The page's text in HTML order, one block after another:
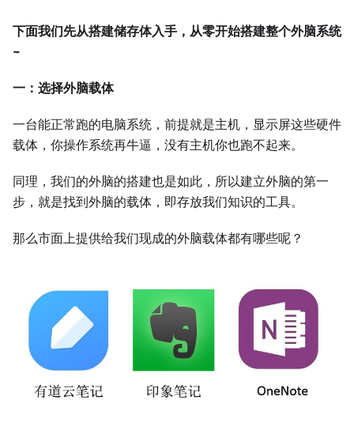
下面我们先从搭建储存体入手，从零开始搭建整个外脑系统
~
一：选择外脑载体
一台能正常跑的电脑系统，前提就是主机，显示屏这些硬件
载体，你操作系统再牛逼，没有主机你也跑不起来。
同理，我们的外脑的搭建也是如此，所以建立外脑的第一
步，就是找到外脑的载体，即存放我们知识的工具。
那么市面上提供给我们现成的外脑载体都有哪些呢？